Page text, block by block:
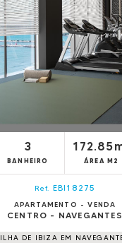
3
BANHEIRO ÁREA M2
Ref. EBI18275
APARTAMENTO - VENDA
CENTRO - NAVEGANTES
ILHA DE IBIZA EM